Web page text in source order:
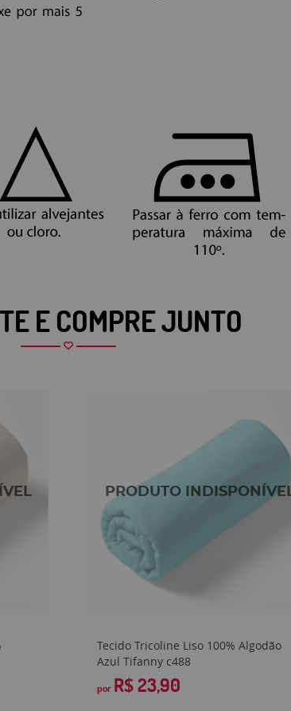
E COMPRE JUNTO
Tecido Tricoline Liso 100% Algodão
Azul Tifanny c488
por R$ 23,90